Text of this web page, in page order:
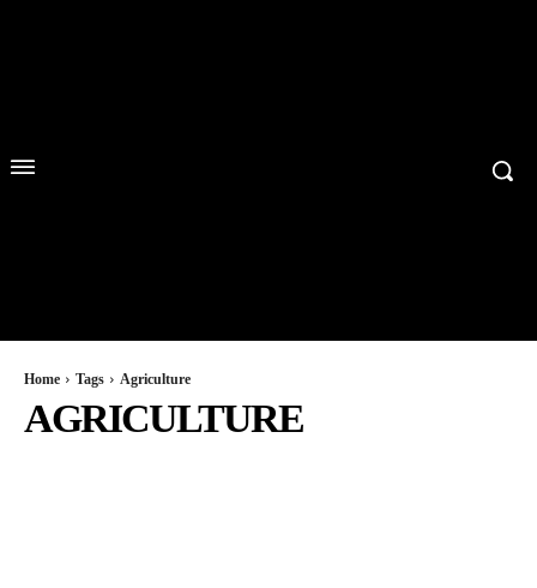
Home Tags Agriculture
AGRICULTURE